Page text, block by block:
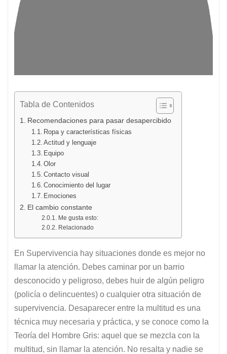
Tabla de Contenidos
Recomendaciones para pasar desapercibido
Ropa y características físicas
Actitud y lenguaje
Equipo
Olor
Contacto visual
Conocimiento del lugar
Emociones
El cambio constante
Me gusta esto:
Relacionado
En Supervivencia hay situaciones donde es mejor no
llamar la atención. Debes caminar por un barrio
desconocido y peligroso, debes huir de algún peligro
(policía o delincuentes) o cualquier otra situación de
supervivencia. Desaparecer entre la multitud es una
técnica muy necesaria y práctica, y se conoce como la
Teoría del Hombre Gris: aquel que se mezcla con la
multitud, sin llamar la atención. No resalta y nadie se